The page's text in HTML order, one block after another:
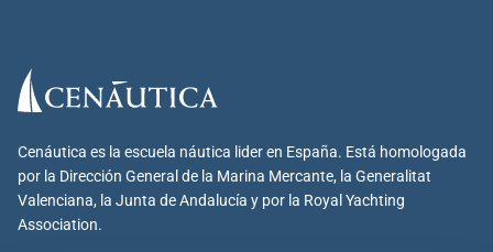
Cenáutica es la escuela náutica lider en España. Está homologada
por la Dirección General de la Marina Mercante, la Generalitat
Valenciana, la Junta de Andalucía y por la Royal Yachting
Association.